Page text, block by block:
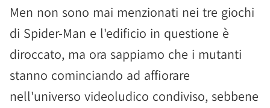
Men non sono mai menzionati nei tre giochi
di Spider-Man e l'edificio in questione è
diroccato, ma ora sappiamo che i mutanti
stanno cominciando ad affiorare
nell'universo videoludico condiviso, sebbene